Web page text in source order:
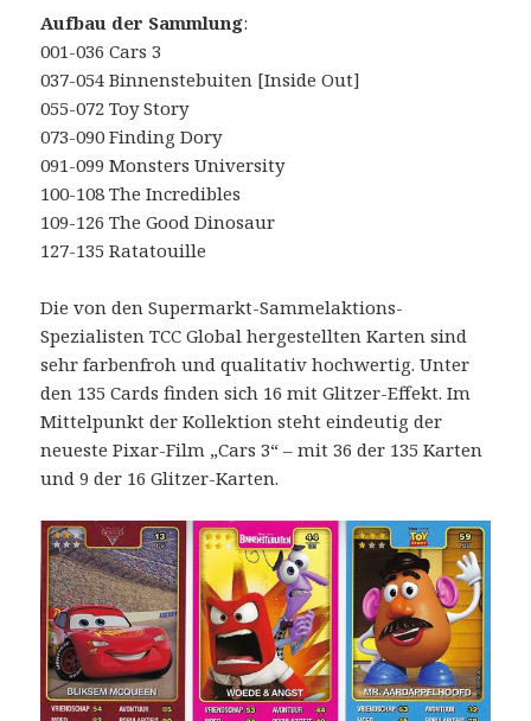
Aufbau der Sammlung:
001-036 Cars 3
037-054 Binnenstebuiten [Inside Out]
055-072 Toy Story
073-090 Finding Dory
091-099 Monsters University
100-108 The Incredibles
109-126 The Good Dinosaur
127-135 Ratatouille
Die von den Supermarkt-Sammelaktions-
Spezialisten TCC Global hergestellten Karten sind
sehr farbenfroh und qualitativ hochwertig. Unter
den 135 Cards finden sich 16 mit Glitzer-Effekt. Im
Mittelpunkt der Kollektion steht eindeutig der
neueste Pixar-Film „Cars 3“ – mit 36 der 135 Karten
und 9 der 16 Glitzer-Karten.